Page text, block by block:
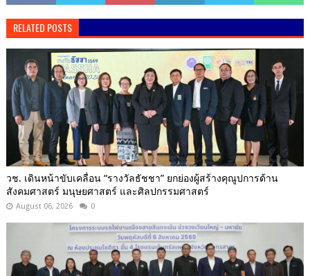
RELATED POSTS
วช. เดินหน้าขับเคลื่อน “รางวัลธัชชา” ยกย่องผู้สร้างคุณูปการด้าน
สังคมศาสตร์ มนุษยศาสตร์ และศิลปกรรมศาสตร์
August 06, 2026 0